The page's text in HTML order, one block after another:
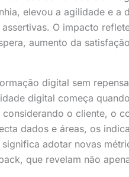
elevou a agilidade e a
O impacto
aumento da
digital sem
digital começa
o cliente, o
dados e áreas, os
adotar novas
que revelam não